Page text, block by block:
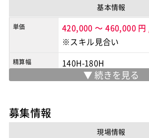
基本情報
単価 420,000 ～460,000 円
※スキル見合い
精算幅 140H-180H
勤務地 品川駅 徒歩10分
契約形態
募集情報
現場情報